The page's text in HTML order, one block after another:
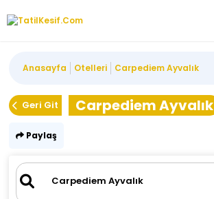
Anasayfa Otelleri Carpediem Ayvalık
Geri Git Carpediem Ayvalık
Paylaş